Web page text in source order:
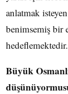
anlatmak
benimsemiş bir
hedeflemektedir.
Büyük